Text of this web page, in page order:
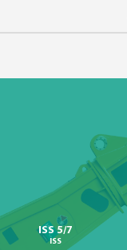
ISS 5/7
ISS